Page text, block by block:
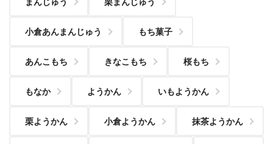
小倉あんまんじゅう もち菓子
あんこもち きなこもち 桜もち
もなか ようかん いもようかん
栗ようかん 小倉ようかん 抹茶ようかん